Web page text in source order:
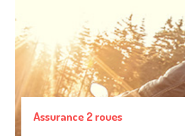
Assurance 2 roues